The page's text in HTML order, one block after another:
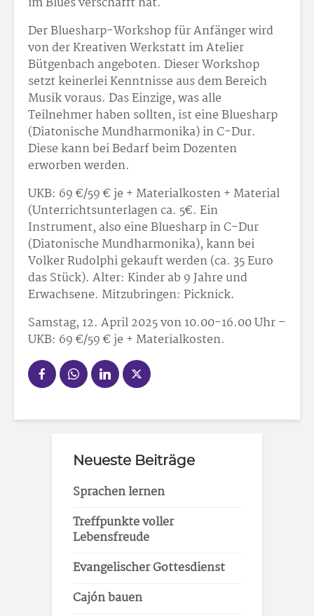
Der Bluesharp-Workshop für Anfänger wird
von der Kreativen Werkstatt im Atelier
Bütgenbach angeboten. Dieser Workshop
setzt keinerlei Kenntnisse aus dem Bereich
Musik voraus. Das Einzige, was alle
Teilnehmer haben sollten, ist eine Bluesharp
(Diatonische Mundharmonika) in C-Dur.
Diese kann bei Bedarf beim Dozenten
erworben werden.
UKB: 69 €/59 € je + Materialkosten + Material
(Unterrichtsunterlagen ca. 5€. Ein
Instrument, also eine Bluesharp in C-Dur
(Diatonische Mundharmonika), kann bei
Volker Rudolphi gekauft werden (ca. 35 Euro
das Stück). Alter: Kinder ab 9 Jahre und
Erwachsene. Mitzubringen: Picknick.
Samstag, 12. April 2025 von 10.00-16.00 Uhr –
UKB: 69 €/59 € je + Materialkosten.
Neueste Beiträge
Sprachen lernen
Treffpunkte voller
Lebensfreude
Evangelischer Gottesdienst
Cajón bauen